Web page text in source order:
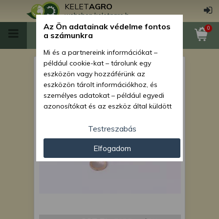
KELETAGRO
webshop.keletagro.hu
0
6208 2RS (208 2RS) csapágy
Az Ön adatainak védelme fontos
a számunkra
Mi és a partnereink információkat –
például cookie-kat – tárolunk egy
eszközön vagy hozzáférünk az
eszközön tárolt információkhoz, és
személyes adatokat – például egyedi
azonosítókat és az eszköz által küldött
személyre szabott hirdetések és
tartalom nyújtásához, hirdetés- és
tartalomméréshez, nézettségi adatok
gyűjtéséhez, valamint termékek
kifejlesztéséhez és a termékek
Testreszabás
Elfogadom